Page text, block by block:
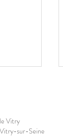
Vitry
sur-Seine